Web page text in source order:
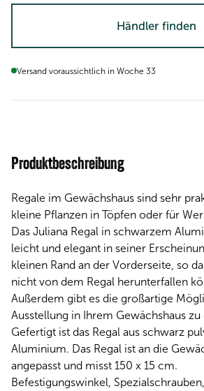
Händler finden
Versand voraussichtlich in Woche 33
Produktbeschreibung
Regale im Gewächshaus sind sehr
kleine Pflanzen in Töpfen oder für
Das Juliana Regal in schwarzem
leicht und elegant in seiner
kleinen Rand an der Vorderseite, so
nicht von dem Regal herunterfallen
Außerdem gibt es die großartige
Ausstellung in Ihrem Gewächshaus zu
Gefertigt ist das Regal aus schwarz
Aluminium. Das Regal ist an die
angepasst und misst 150 x 15 cm.
Befestigungswinkel,